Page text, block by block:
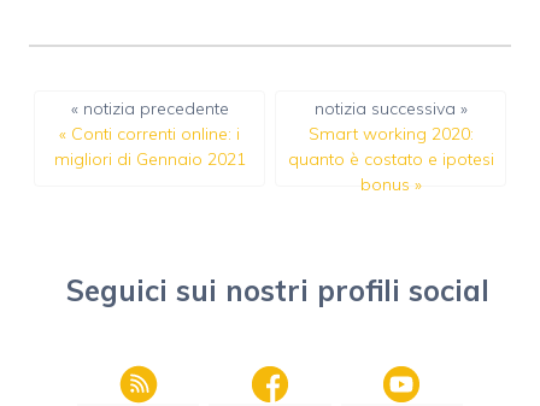
« notizia precedente
« Conti correnti online: i
migliori di Gennaio 2021
notizia successiva »
Smart working 2020:
quanto è costato e ipotesi
bonus »
Seguici sui nostri profili social